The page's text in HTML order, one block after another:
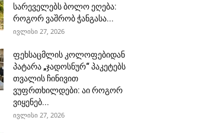
სარეველებს ბოლო ეღება:
როგორ ვაშრობ ჭანგასა...
ივლისი 27, 2026
ფეხსაცმლის კოლოფებიდან
პატარა „ჯადოსნურ“ პაკეტებს
თვალის ჩინივით
ვუფრთხილდები: აი როგორ
ვიყენებ...
ივლისი 27, 2026